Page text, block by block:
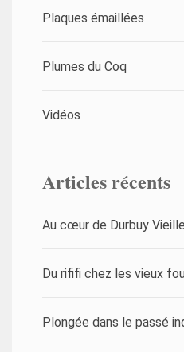
Plaques émaillées
Plumes du Coq
Vidéos
Articles récents
Au cœur de Durbuy
Du rififi chez les vieux
Plongée dans le passé